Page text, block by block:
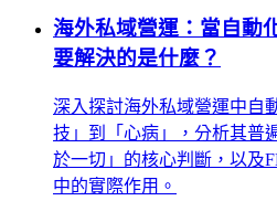
海外私域營運：當自動
要解決的是什麼？
深入探討海外私域營運中自
技」到「心病」，分析其普
於一切」的核心判斷，以及
中的實際作用。